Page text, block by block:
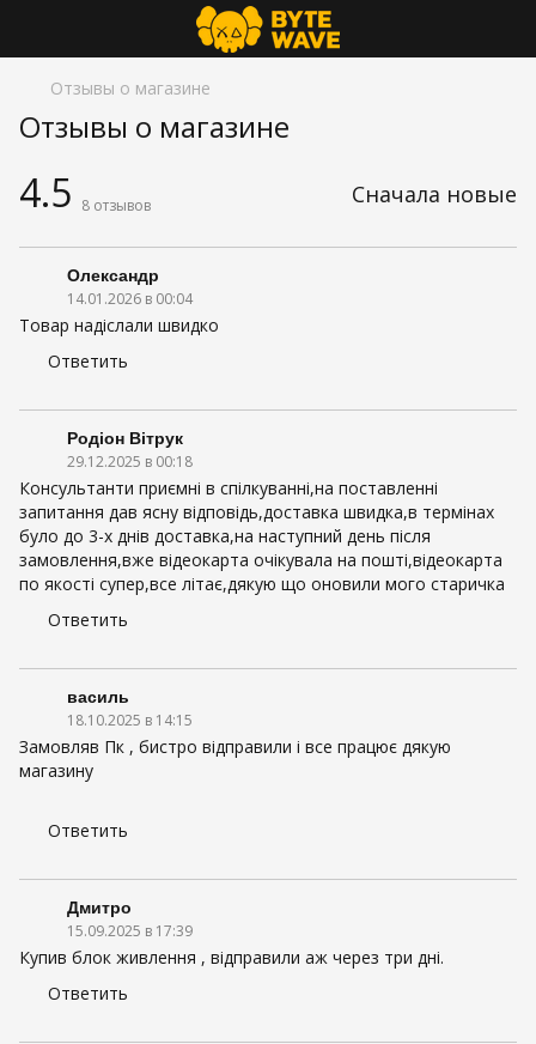
Отзывы о магазине
Отзывы о магазине
4.5 8 отзывов Сначала новые
Олександр
14.01.2026 в 00:04
Товар надіслали швидко
Ответить
Родіон Вітрук
29.12.2025 в 00:18
Консультанти приємні в спілкуванні,на поставленні
запитання дав ясну відповідь,доставка швидка,в термінах
було до 3-х днів доставка,на наступний день після
замовлення,вже відеокарта очікувала на пошті,відеокарта
по якості супер,все літає,дякую що оновили мого старичка
Ответить
василь
18.10.2025 в 14:15
Замовляв Пк , бистро відправили і все працює дякую
магазину
Ответить
Дмитро
15.09.2025 в 17:39
Купив блок живлення , відправили аж через три дні.
Ответить